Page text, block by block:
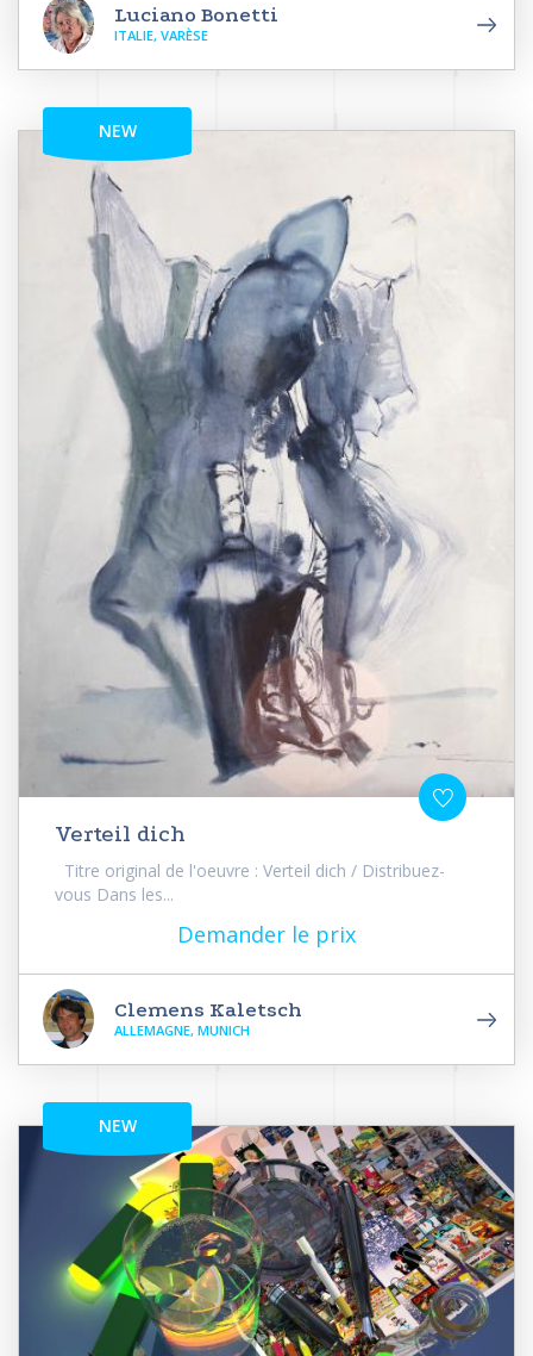
Luciano Bonetti
ITALIE, VARÈSE
NEW
Verteil dich
Titre original de l'oeuvre : Verteil dich / Distribuez-
vous Dans les...
Demander le prix
Clemens Kaletsch
ALLEMAGNE, MUNICH
NEW